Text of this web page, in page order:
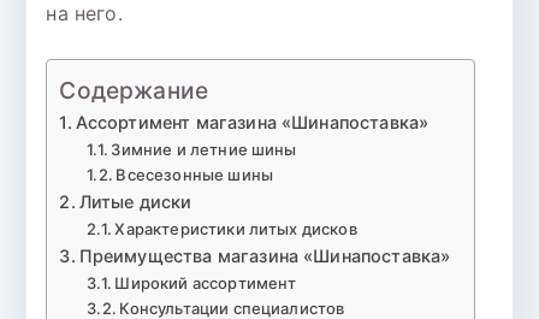
на него.
Содержание
Ассортимент магазина «Шинапоставка»
Зимние и летние шины
Всесезонные шины
Литые диски
Характеристики литых дисков
Преимущества магазина «Шинапоставка»
Широкий ассортимент
Консультации специалистов